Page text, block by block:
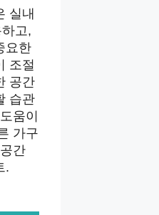
실내
고,
요한
조절
공간
습관
움이
가구
간
.